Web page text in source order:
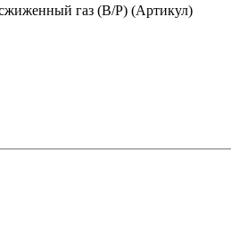
газ (B/P) (Артикул)